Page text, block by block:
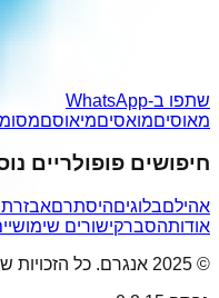
שתפו ב-WhatsApp
מאוסיםמואסיםמיאוסם
חיפושים פופולריים
אהילםבלוגיםהיסתרם
אודותהסברקישורים
© 2025 אנגרם. כל הזכויות שמורות.